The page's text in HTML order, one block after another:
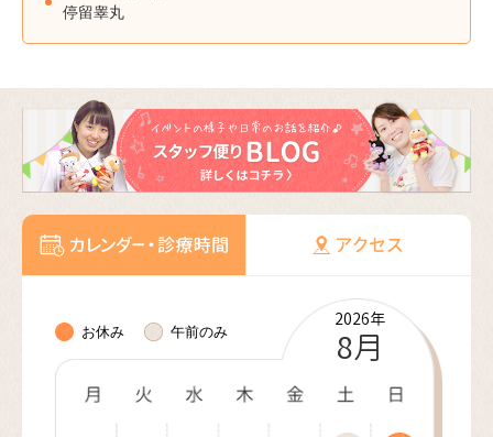
停留睾丸
お休み 午前のみ
2026年
8月
2026年
9月
2026年
10月
2026年
11月
2026年
12月
2027年
1月
2027年
2月
2027年
3月
2027年
4月
2027年
5月
2027年
6月
2027年
7月